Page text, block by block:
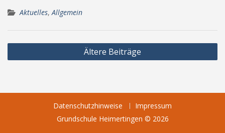
Aktuelles,Allgemein
Beitragsnavigation
Ältere Beiträge
Datenschutzhinweise
Impressum
Grundschule Heimertingen © 2026